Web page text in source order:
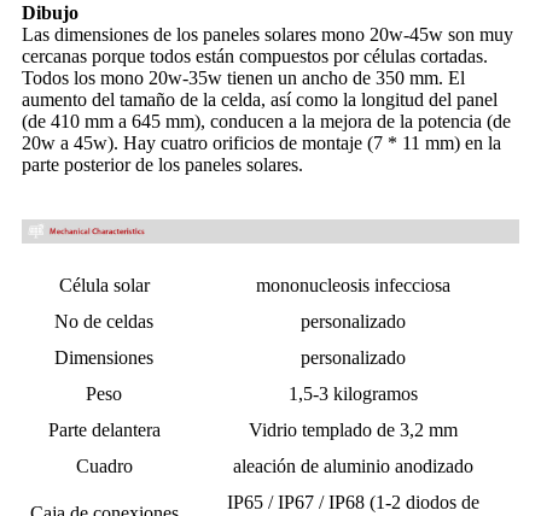
Dibujo
Las dimensiones de los paneles solares mono 20w-45w son muy
cercanas porque todos están compuestos por células cortadas.
Todos los mono 20w-35w tienen un ancho de 350 mm. El
aumento del tamaño de la celda, así como la longitud del panel
(de 410 mm a 645 mm), conducen a la mejora de la potencia (de
20w a 45w). Hay cuatro orificios de montaje (7 * 11 mm) en la
parte posterior de los paneles solares.
Célula solar
mononucleosis infecciosa
No de celdas
personalizado
Dimensiones
personalizado
Peso
1,5-3 kilogramos
Parte delantera
Vidrio templado de 3,2 mm
Cuadro
aleación de aluminio anodizado
IP65 / IP67 / IP68 (1-2 diodos de